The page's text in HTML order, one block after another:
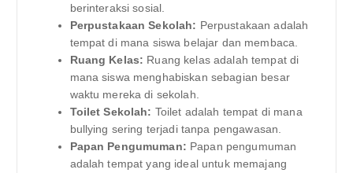
berinteraksi sosial.
Perpustakaan Sekolah: Perpustakaan adalah
tempat di mana siswa belajar dan membaca.
Ruang Kelas: Ruang kelas adalah tempat di
mana siswa menghabiskan sebagian besar
waktu mereka di sekolah.
Toilet Sekolah: Toilet adalah tempat di mana
bullying sering terjadi tanpa pengawasan.
Papan Pengumuman: Papan pengumuman
adalah tempat yang ideal untuk memajang